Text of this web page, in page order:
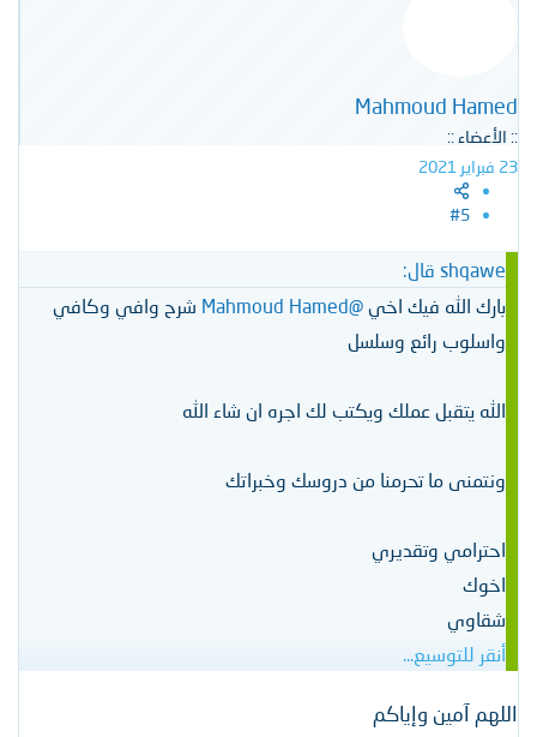
:
Mahmoud Hamed
:: الأعضاء ::
23 فبراير 2021
#5
shqawe قال:
بارك الله فيك اخي @Mahmoud Hamed
شرح وافي وكافي
واسلوب رائع وسلسل
الله يتقبل عملك ويكتب لك اجره ان شاء الله
ونتمنى ما تحرمنا من دروسك وخبراتك
احترامي وتقديري
اخوك
شقاوي
أنقر للتوسيع...
اللهم آمين وإياكم